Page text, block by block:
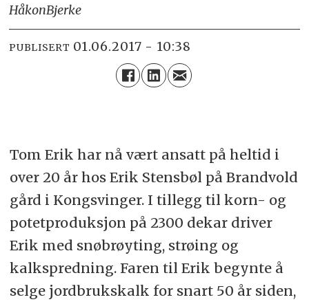
HåkonBjerke
PUBLISERT 01.06.2017 - 10:38
Tom Erik har nå vært ansatt på heltid i
over 20 år hos Erik Stensbøl på Brandvold
gård i Kongsvinger. I tillegg til korn- og
potetproduksjon på 2300 dekar driver
Erik med snøbrøyting, strøing og
kalkspredning. Faren til Erik begynte å
selge jordbrukskalk for snart 50 år siden,